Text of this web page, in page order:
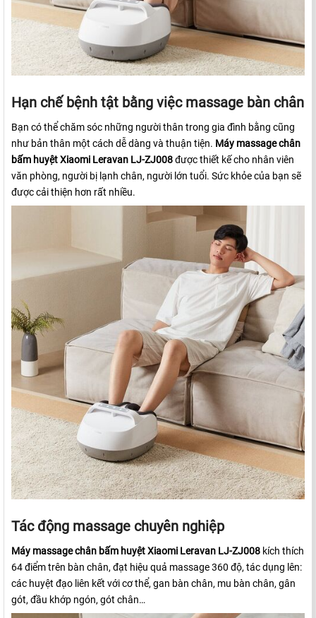
Hạn chế bệnh tật bằng việc massage bàn chân
Bạn có thể chăm sóc những người thân trong gia đình bằng cũng
như bản thân một cách dễ dàng và thuận tiện. Máy massage chân
bấm huyệt Xiaomi Leravan LJ-ZJ008được thiết kế cho nhân viên
văn phòng, người bị lạnh chân, người lớn tuổi. Sức khỏe của bạn sẽ
được cải thiện hơn rất nhiều.
Tác động massage chuyên nghiệp
Máy massage chân bấm huyệt Xiaomi Leravan LJ-ZJ008 kích thích
64 điểm trên bàn chân, đạt hiệu quả massage 360 độ, tác dụng lên:
các huyệt đạo liên kết với cơ thể, gan bàn chân, mu bàn chân, gân
gót, đầu khớp ngón, gót chân…